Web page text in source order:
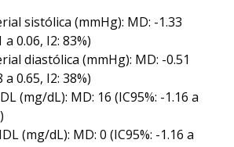
sistólica (mmHg): MD: -1.33
a 0.06, I2: 83%)
diastólica (mmHg): MD: -0.51
a 0.65, I2: 38%)
(mg/dL): MD: 16 (IC95%: -1.16 a
(mg/dL): MD: 0 (IC95%: -1.16 a